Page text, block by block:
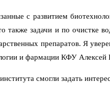
с развитием
также задачи и по очистке
препаратов. Я
и фармации КФУ Алексей
смогли задать